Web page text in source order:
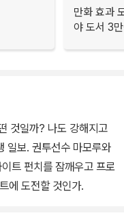
만화 효과
야 도서 3
것일까? 나도 강해지고
일보. 권투선수 마모루와
트 펀치를 잠깨우고 프로
에 도전할 것인가.